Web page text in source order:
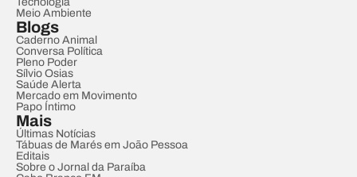
Meio Ambiente
Blogs
Caderno Animal
Conversa Política
Pleno Poder
Sílvio Osias
Saúde Alerta
Mercado em Movimento
Papo Íntimo
Mais
Últimas Notícias
Tábuas de Marés em João Pessoa
Editais
Sobre o Jornal da Paraíba